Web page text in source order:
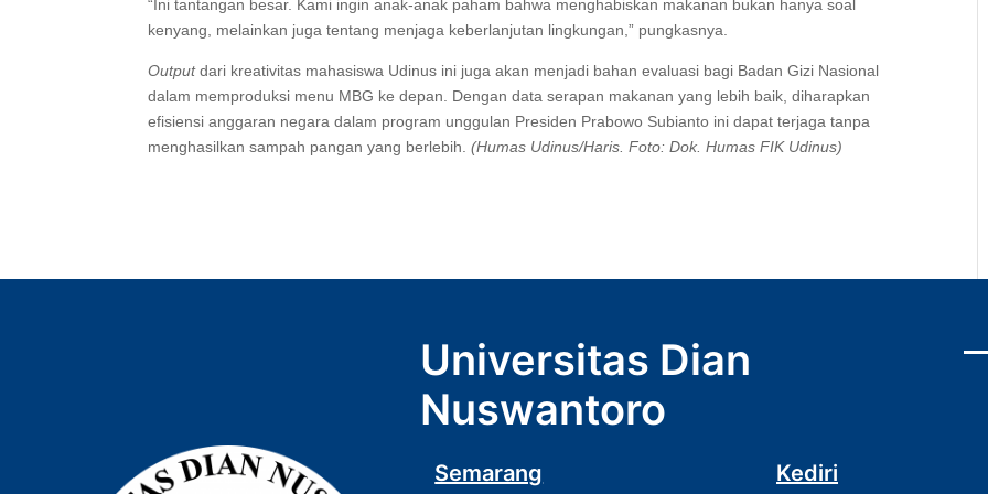
“Ini tantangan besar. Kami ingin anak-anak paham bahwa menghabiskan makanan bukan hanya soal
kenyang, melainkan juga tentang menjaga keberlanjutan lingkungan,” pungkasnya.
Outputdari kreativitas mahasiswa Udinus ini juga akan menjadi bahan evaluasi bagi Badan Gizi Nasional
dalam memproduksi menu MBG ke depan. Dengan data serapan makanan yang lebih baik, diharapkan
efisiensi anggaran negara dalam program unggulan Presiden Prabowo Subianto ini dapat terjaga tanpa
menghasilkan sampah pangan yang berlebih.(Humas Udinus/Haris. Foto: Dok. Humas FIK Udinus)
Universitas Dian
Nuswantoro
Semarang Kediri